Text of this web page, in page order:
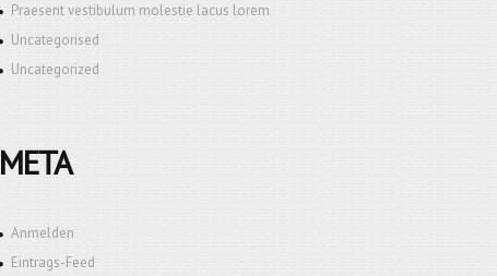
Praesent vestibulum molestie lacus lorem
Uncategorised
Uncategorized
META
Anmelden
Eintrags-Feed